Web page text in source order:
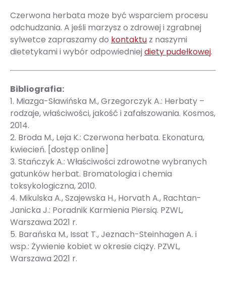
Czerwona herbata może być wsparciem procesu
odchudzania. A jeśli marzysz o zdrowej i zgrabnej
sylwetce zapraszamy do kontaktu z naszymi
dietetykami i wybór odpowiedniej diety pudełkowej.
Bibliografia:
1. Miazga-Sławińska M., Grzegorczyk A.: Herbaty –
rodzaje, właściwości, jakość i zafałszowania. Kosmos,
2014.
2. Broda M., Leja K.: Czerwona herbata. Ekonatura,
kwiecień. [dostęp online]
3. Stańczyk A.: Właściwości zdrowotne wybranych
gatunków herbat. Bromatologia i chemia
toksykologiczna, 2010.
4. Mikulska A., Szajewska H., Horvath A., Rachtan-
Janicka J.: Poradnik Karmienia Piersią. PZWL,
Warszawa 2021 r.
5. Barańska M., Issat T., Jeznach-Steinhagen A. i
wsp.: Żywienie kobiet w okresie ciąży. PZWL,
Warszawa 2021 r.